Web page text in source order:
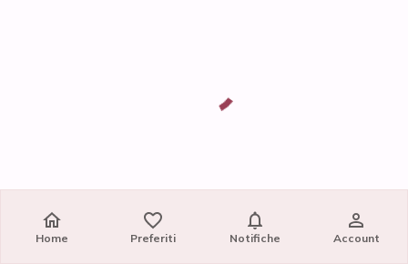
Home Preferiti Notifiche Account